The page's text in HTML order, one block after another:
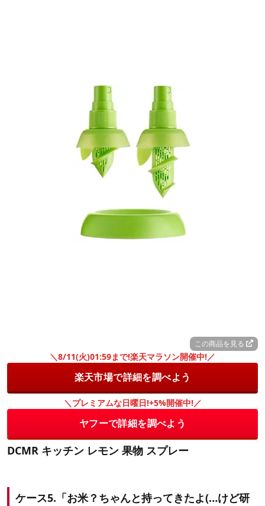
この商品を見る
＼8/11(火)01:59まで!楽天マラソン開催中!／
楽天市場で詳細を調べよう
＼プレミアムな日曜日!+5%開催中!／
ヤフーで詳細を調べよう
DCMR キッチン レモン 果物 スプレー
ケース5.「お米？ちゃんと持ってきたよ(…けど研